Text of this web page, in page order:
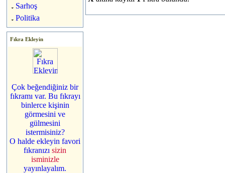
Sarhoş
Politika
Fıkra Ekleyin
Çok beğendiğiniz bir
fıkramı var. Bu fıkrayı
binlerce kişinin
görmesini ve
gülmesini
istermisiniz?
O halde ekleyin favori
fıkranızı sizin
isminizle
yayınlayalım.